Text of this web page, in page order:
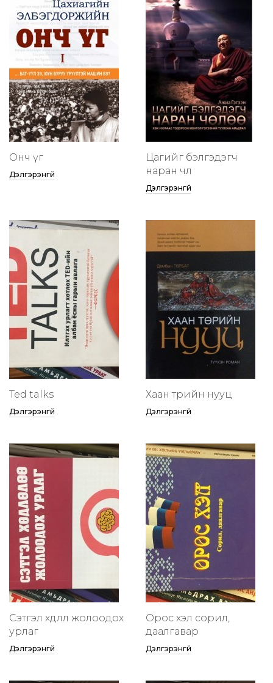
Онч үг
Дэлгэрэнгүй
Цагийг бэлгэдэгч
наран чөлөө
Дэлгэрэнгүй
Ted talks
Дэлгэрэнгүй
Хаан төрийн нууц
Дэлгэрэнгүй
Сэтгэл хөдлөлөө жолоодох
урлаг
Дэлгэрэнгүй
Орос хэл сорил,
даалгавар
Дэлгэрэнгүй